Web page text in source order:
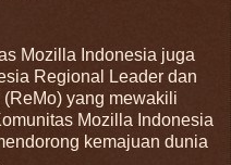
Mozilla Indonesia juga
Regional Leader dan
yang mewakili
Mozilla Indonesia
kemajuan dunia